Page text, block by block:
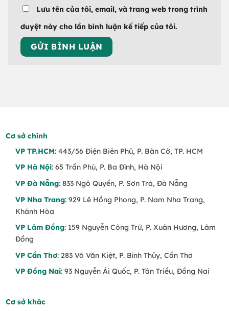
Lưu tên của tôi, email, và trang web trong trình
duyệt này cho lần bình luận kế tiếp của tôi.
Cơ sở chính
VP TP.HCM: 443/56 Điện Biên Phủ, P. Bàn Cờ, TP. HCM
VP Hà Nội: 65 Trần Phú, P. Ba Đình, Hà Nội
VP Đà Nẵng: 833 Ngô Quyền, P. Sơn Trà, Đà Nẵng
VP Nha Trang: 929 Lê Hồng Phong, P. Nam Nha Trang,
Khánh Hòa
VP Lâm Đồng: 159 Nguyễn Công Trứ, P. Xuân Hương, Lâm
Đồng
VP Cần Thơ: 283 Võ Văn Kiệt, P. Bình Thủy, Cần Thơ
VP Đồng Nai: 93 Nguyễn Ái Quốc, P. Tân Triều, Đồng Nai
Cơ sở khác